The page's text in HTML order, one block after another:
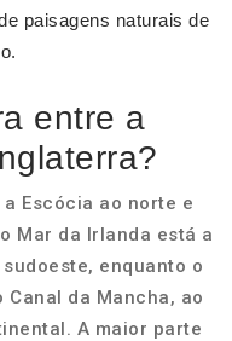
paisagens naturais de
entre a
Escócia ao norte e
Mar da Irlanda está a
enquanto o
da Mancha, ao
A maior parte